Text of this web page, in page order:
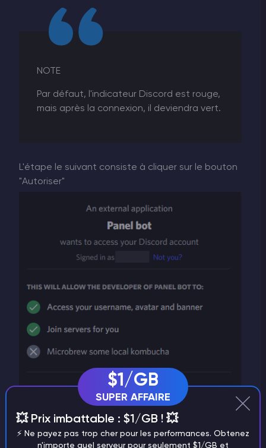
NOTE
Par défaut, l'indicateur Discord est rouge,
mais après la connexion, il deviendra vert.
L'étape le suivant consiste à cliquer sur le bouton
"Autoriser"
$1/GB
SUPER AFFAIRE
💥 Prix imbattable : $1/GB ! 💥
⚡️ Ne payez pas trop cher pour les performances. Obtenez
n'importe quel serveur pour seulement $1/GB et